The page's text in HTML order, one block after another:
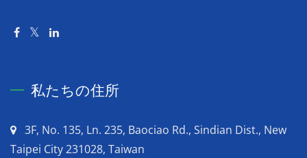
私たちの住所
3F, No. 135, Ln. 235, Baociao Rd., Sindian Dist., New
Taipei City 231028, Taiwan